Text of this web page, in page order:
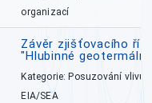
organizací
Závěr zjišťovacího
"Hlubinné
Kategorie: Posuzování vlivů
EIA/SEA